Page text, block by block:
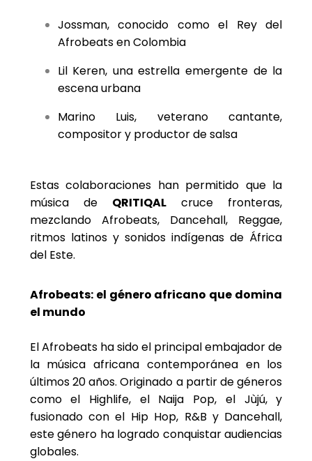
Jossman, conocido como el Rey del
Afrobeats en Colombia
Lil Keren, una estrella emergente de la
escena urbana
Marino Luis, veterano cantante,
compositor y productor de salsa
Estas colaboraciones han permitido que la
música de QRITIQAL cruce fronteras,
mezclando Afrobeats, Dancehall, Reggae,
ritmos latinos y sonidos indígenas de África
del Este.
Afrobeats: el género africano que domina
el mundo
El Afrobeats ha sido el principal embajador de
la música africana contemporánea en los
últimos 20 años. Originado a partir de géneros
como el Highlife, el Naija Pop, el Jùjú, y
fusionado con el Hip Hop, R&B y Dancehall,
este género ha logrado conquistar audiencias
globales.